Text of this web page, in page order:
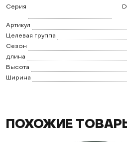
Серия
Артикул
Целевая группа
Сезон
длина
Высота
Ширина
ПОХОЖИЕ